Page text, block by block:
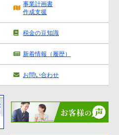
事業計画書
作成支援
税金の豆知識
新着情報（履歴）
お問い合わせ